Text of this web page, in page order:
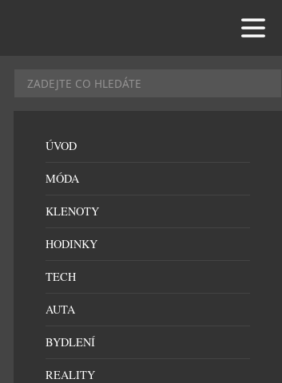
ÚVOD
MÓDA
KLENOTY
HODINKY
TECH
AUTA
BYDLENÍ
REALITY